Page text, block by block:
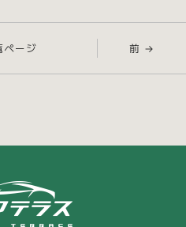
ページ 前 →